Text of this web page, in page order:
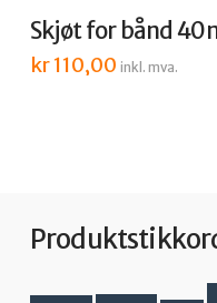
Skjøt for bånd
kr110,00 inkl. mva.